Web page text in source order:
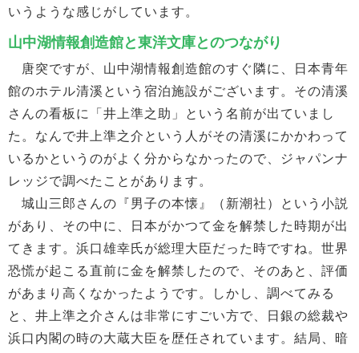
いうような感じがしています。
山中湖情報創造館と東洋文庫とのつながり
唐突ですが、山中湖情報創造館のすぐ隣に、日本青年
館のホテル清溪という宿泊施設がございます。その清溪
さんの看板に「井上準之助」という名前が出ていまし
た。なんで井上準之介という人がその清溪にかかわって
いるかというのがよく分からなかったので、ジャパンナ
レッジで調べたことがあります。
城山三郎さんの『男子の本懐』（新潮社）という小説
があり、その中に、日本がかつて金を解禁した時期が出
てきます。浜口雄幸氏が総理大臣だった時ですね。世界
恐慌が起こる直前に金を解禁したので、そのあと、評価
があまり高くなかったようです。しかし、調べてみる
と、井上準之介さんは非常にすごい方で、日銀の総裁や
浜口内閣の時の大蔵大臣を歴任されています。結局、暗